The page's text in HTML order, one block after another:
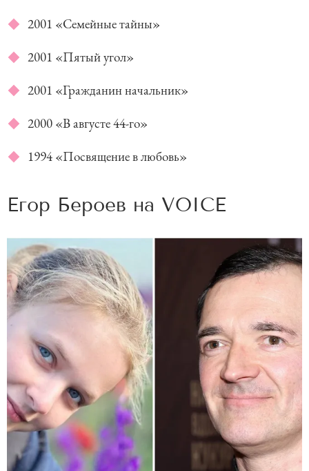
2001 «Семейные тайны»
2001 «Пятый угол»
2001 «Гражданин начальник»
2000 «В августе 44-го»
1994 «Посвящение в любовь»
Егор Бероев на VOICE